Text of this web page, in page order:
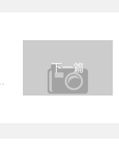
下一篇